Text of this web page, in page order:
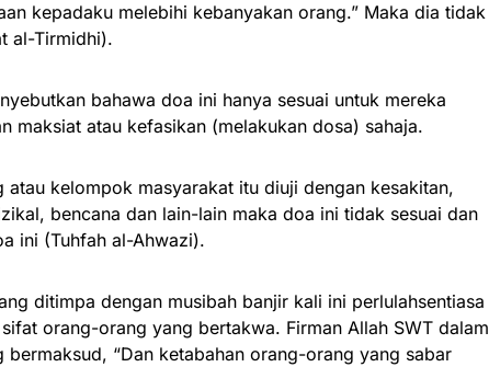
kepadaku melebihi kebanyakan orang.” Maka dia tidak
al-Tirmidhi).
bahawa doa ini hanya sesuai untuk mereka
maksiat atau kefasikan (melakukan dosa) sahaja.
atau kelompok masyarakat itu diuji dengan kesakitan,
bencana dan lain-lain maka doa ini tidak sesuai dan
ini (Tuhfah al-Ahwazi).
ditimpa dengan musibah banjir kali ini perlulahsentiasa
orang-orang yang bertakwa. Firman Allah SWT dalam
bermaksud, “Dan ketabahan orang-orang yang sabar